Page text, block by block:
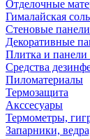
Отделочные
Гималайская соль
Стеновые панели
Декоративные
Плитка и панели
Средства
Пиломатериалы
Термозащита
Аксcесуары
Термометры,
Запарники,